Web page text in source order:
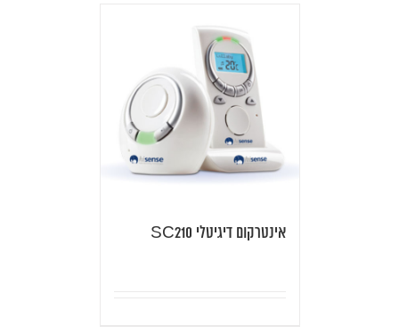
אינטרקום דיגיטלי SC210